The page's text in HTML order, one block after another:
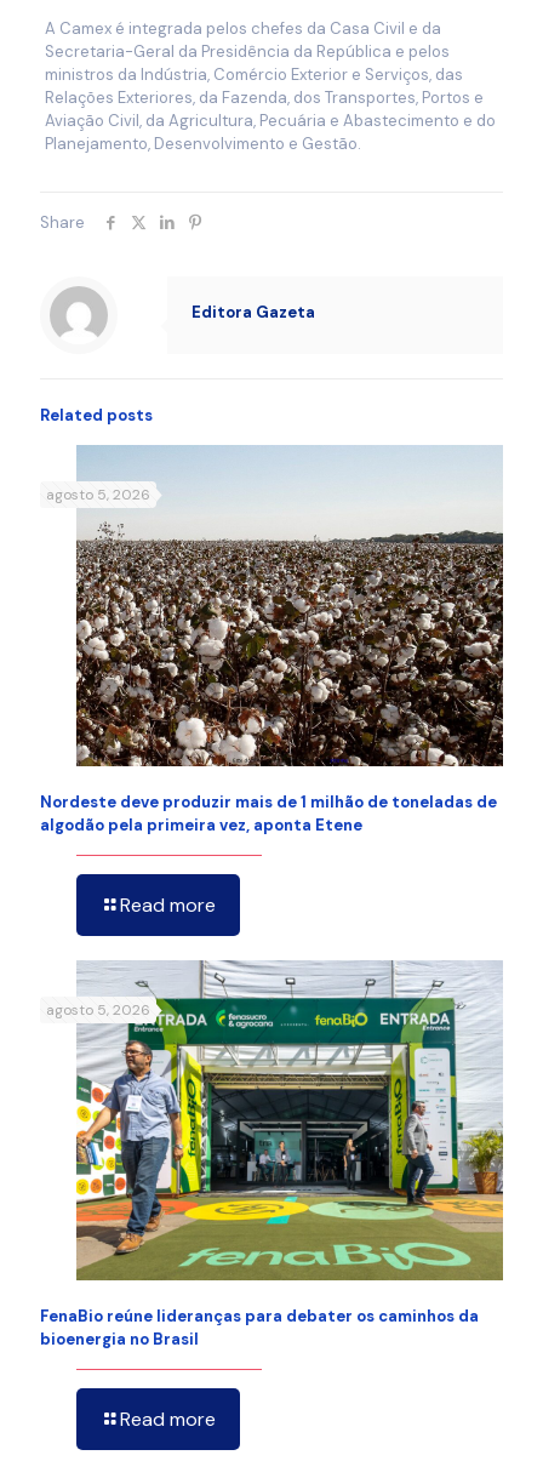
A Camex é integrada pelos chefes da Casa Civil e da
Secretaria-Geral da Presidência da República e pelos
ministros da Indústria, Comércio Exterior e Serviços, das
Relações Exteriores, da Fazenda, dos Transportes, Portos e
Aviação Civil, da Agricultura, Pecuária e Abastecimento e do
Planejamento, Desenvolvimento e Gestão.
Share
Editora Gazeta
Related posts
agosto 5, 2026
Nordeste deve produzir mais de 1 milhão de toneladas de
algodão pela primeira vez, aponta Etene
Read more
agosto 5, 2026
FenaBio reúne lideranças para debater os caminhos da
bioenergia no Brasil
Read more